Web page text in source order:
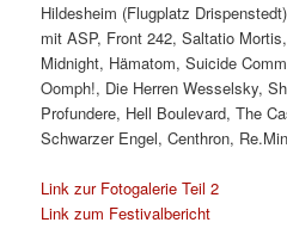
Hildesheim (Flugplatz
mit ASP, Front 242, Saltatio
Midnight, Hämatom, Suicide
Oomph!, Die Herren Wesselsky,
Profundere, Hell Boulevard, The
Schwarzer Engel, Centhron,
Link zur Fotogalerie Teil 2
Link zum Festivalbericht